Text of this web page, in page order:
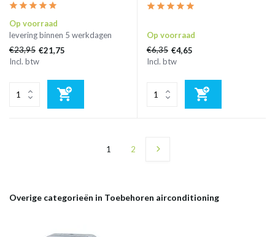
Op voorraad
levering binnen 5 werkdagen
€23,95 €21,75
Incl. btw
Op voorraad
€6,35 €4,65
Incl. btw
1 2
Overige categorieën in Toebehoren airconditioning